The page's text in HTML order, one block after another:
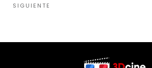
SIGUIENTE